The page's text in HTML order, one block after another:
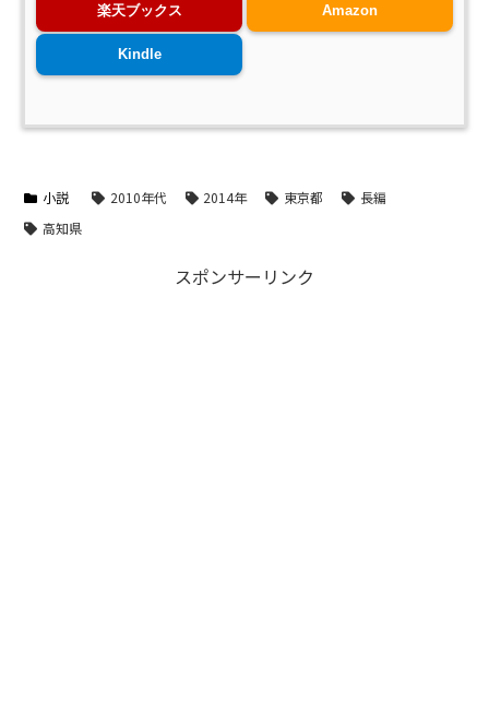
楽天ブックス Amazon
Kindle
小説 2010年代 2014年 東京都
長編
高知県
スポンサーリンク